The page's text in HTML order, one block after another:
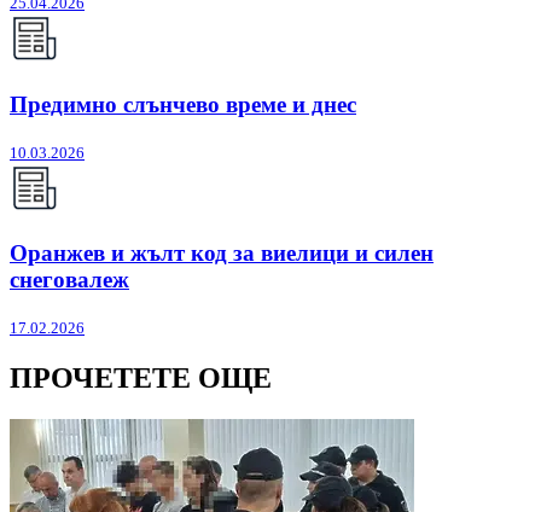
Предимно слънчево време и днес
10.03.2026
Оранжев и жълт код за виелици и силен
снеговалеж
17.02.2026
ПРОЧЕТЕТЕ ОЩЕ